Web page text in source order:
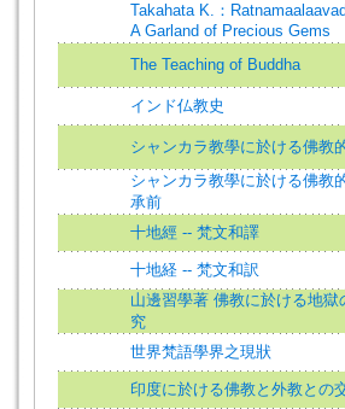
Takahata K.：
A Garland of Precious Gems
The Teaching of Buddha
インド仏教史
シャンカラ教學に於ける佛教
シャンカラ教學に於ける佛教
承前
十地經 -- 梵文和譯
十地経 -- 梵文和訳
山邊習學著 佛教に於ける地獄
究
世界梵語學界之現狀
印度に於ける佛教と外教との